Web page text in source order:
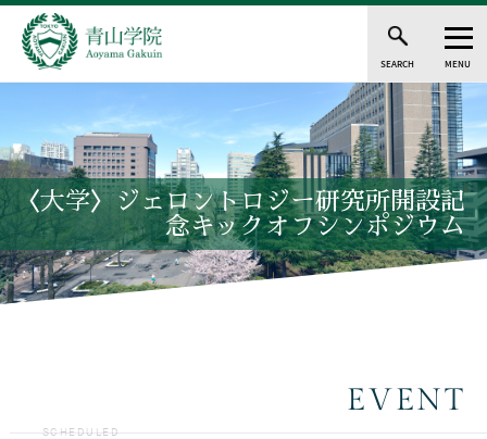
SEARCH MENU
〈大学〉ジェロントロジー研究所開設記
念キックオフシンポジウム
EVENT
SCHEDULED